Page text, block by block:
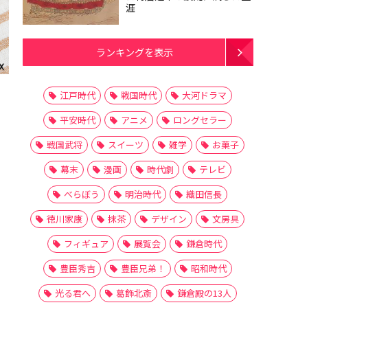
涯
ランキングを表示
江戸時代 戦国時代
大河ドラマ
平安時代
アニメ
ロングセラー
戦国武将
スイーツ 雑学
お菓子
幕末
漫画 時代劇
テレビ
べらぼう
明治時代
織田信長
徳川家康
抹茶 デザイン
文房具
フィギュア
展覧会
鎌倉時代
豊臣秀吉
豊臣兄弟！
昭和時代
光る君へ
葛飾北斎 鎌倉殿の13人